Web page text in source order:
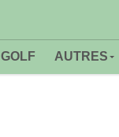
GOLF AUTRES